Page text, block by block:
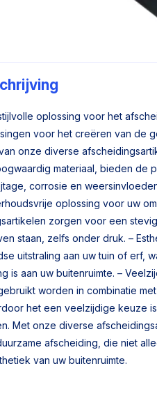
oplossing voor het
voor het creëren van de
onze diverse
materiaal, bieden de
corrosie en
oplossing voor uw
zorgen voor een
staan, zelfs onder druk. –
uitstraling aan uw tuin of erf,
is aan uw buitenruimte. –
worden in combinatie
het een veelzijdige keuze
Met onze diverse
afscheiding, die niet
van uw buitenruimte.